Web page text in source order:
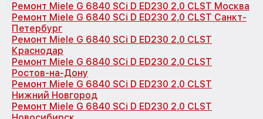
Ремонт Miele G 6840 SCi D ED230 2,0 CLST Москва
Ремонт Miele G 6840 SCi D ED230 2,0 CLST Санкт-
Петербург
Ремонт Miele G 6840 SCi D ED230 2,0 CLST
Краснодар
Ремонт Miele G 6840 SCi D ED230 2,0 CLST
Ростов-на-Дону
Ремонт Miele G 6840 SCi D ED230 2,0 CLST
Нижний Новгород
Ремонт Miele G 6840 SCi D ED230 2,0 CLST